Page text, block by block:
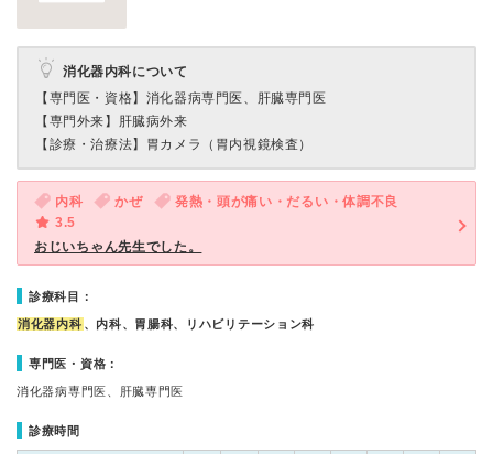
消化器内科について
【専門医・資格】 消化器病専門医、肝臓専門医
【専門外来】 肝臓病外来
【診療・治療法】 胃カメラ（胃内視鏡検査）
内科 かぜ
発熱・頭が痛い・だるい・体調不良
3.5
おじいちゃん先生でした。
診療科目：
消化器内科 、内科、胃腸科、リハビリテーション科
専門医・資格：
消化器病専門医、肝臓専門医
診療時間